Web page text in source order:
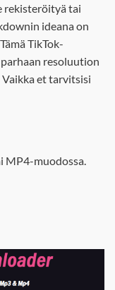
rekisteröityä tai
ideana on
TikTok-
resoluution
et tarvitsisi
MP4-muodossa.